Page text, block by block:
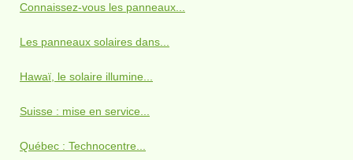
Connaissez-vous les panneaux...
Les panneaux solaires dans...
Hawaï, le solaire illumine...
Suisse : mise en service...
Québec : Technocentre...